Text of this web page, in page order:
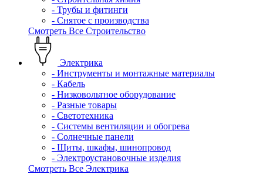
- Трубы и фитинги
- Снятое с производства
Смотреть Все Строительство
Электрика
- Инструменты и монтажные материалы
- Кабель
- Низковольтное оборудование
- Разные товары
- Светотехника
- Системы вентиляции и обогрева
- Солнечные панели
- Щиты, шкафы, шинопровод
- Электроустановочные изделия
Смотреть Все Электрика